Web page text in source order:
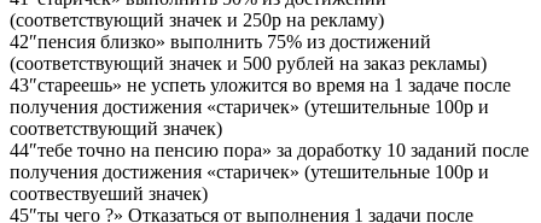
(соответствующий значек и 250р на рекламу)
42″пенсия близко» выполнить 75% из достижений
(соответствующий значек и 500 рублей на заказ рекламы)
43″стареешь» не успеть уложится во время на 1 задаче после
получения достижения «старичек» (утешительные 100р и
соответствующий значек)
44″тебе точно на пенсию пора» за доработку 10 заданий после
получения достижения «старичек» (утешительные 100р и
соотвествуеший значек)
45″ты чего ?» Отказаться от выполнения 1 задачи после